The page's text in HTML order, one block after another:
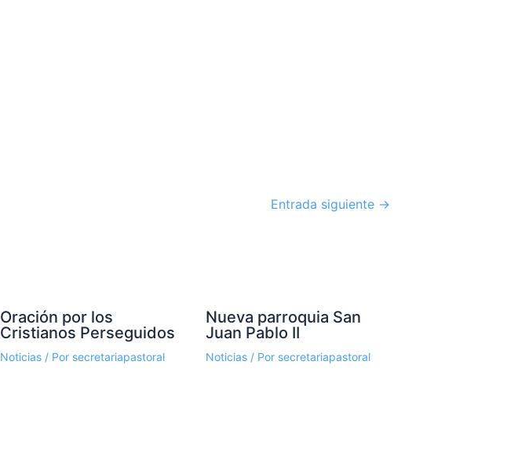
Entrada siguiente →
Oración por los
Cristianos Perseguidos
Noticias / Por secretariapastoral
Nueva parroquia San
Juan Pablo II
Noticias / Por secretariapastoral